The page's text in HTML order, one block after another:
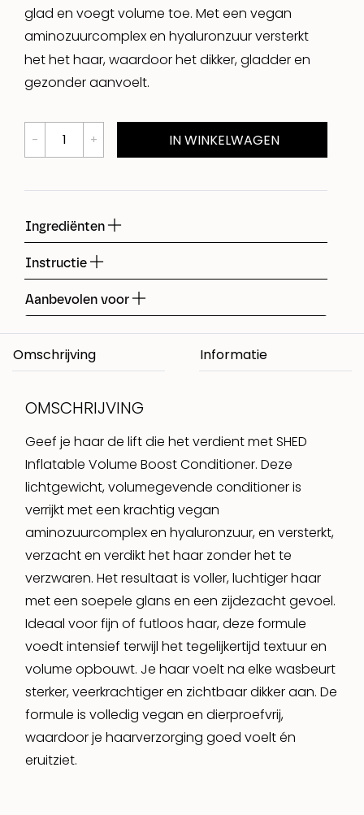
glad en voegt volume toe. Met een vegan
aminozuurcomplex en hyaluronzuur versterkt
het het haar, waardoor het dikker, gladder en
gezonder aanvoelt.
Ingrediënten
Instructie
Aanbevolen voor
IN WINKELWAGEN
Omschrijving
OMSCHRIJVING
Geef je haar de lift die het verdient met SHED
Inflatable Volume Boost Conditioner. Deze
lichtgewicht, volumegevende conditioner is
verrijkt met een krachtig vegan
aminozuurcomplex en hyaluronzuur, en versterkt,
verzacht en verdikt het haar zonder het te
verzwaren. Het resultaat is voller, luchtiger haar
met een soepele glans en een zijdezacht gevoel.
Ideaal voor fijn of futloos haar, deze formule
voedt intensief terwijl het tegelijkertijd textuur en
volume opbouwt. Je haar voelt na elke wasbeurt
sterker, veerkrachtiger en zichtbaar dikker aan. De
formule is volledig vegan en dierproefvrij,
waardoor je haarverzorging goed voelt én
eruitziet.